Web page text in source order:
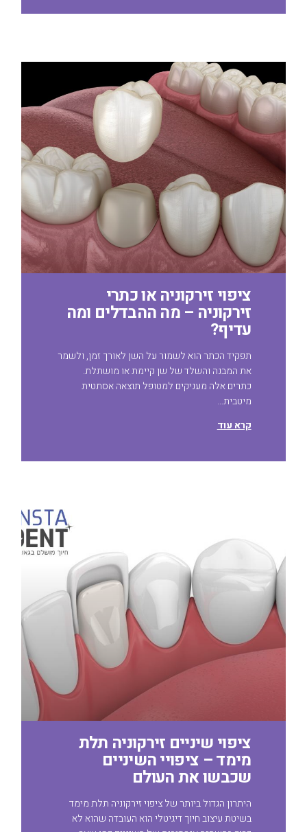
ציפוי זירקוניה או כתרי
זירקוניה – מה ההבדלים ומה
עדיף?
תפקיד הכתר הוא לשמור על השן לאורך זמן, ולשמר
את המבנה והשלד של שן קיימת או מושתלת.
כתרים אלה מעניקים למטופל תוצאה אסתטית
מיטבית…
קרא עוד
ציפוי שיניים זירקוניה תלת
מימד – ציפויי השיניים
שכבשו את העולם
היתרון הגדול ביותר של ציפוי זירקוניה תלת מימד
בשיטת עיצוב חיוך דיגיטלי הוא העובדה שהוא לא